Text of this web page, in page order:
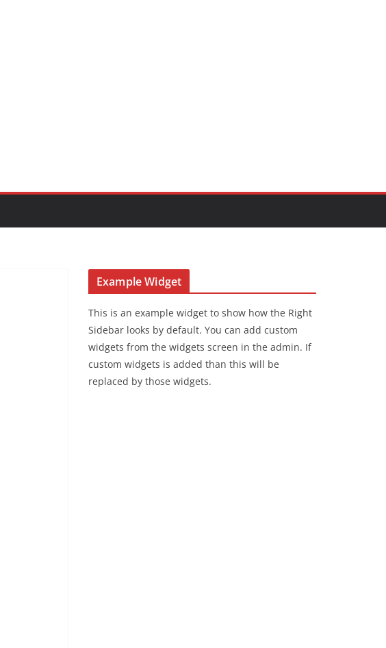
Example Widget
This is an example widget to show how the Right
Sidebar looks by default. You can add custom
widgets from the widgets screen in the admin. If
custom widgets is added than this will be
replaced by those widgets.